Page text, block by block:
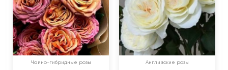
Чайно-гибридные розы Английские розы